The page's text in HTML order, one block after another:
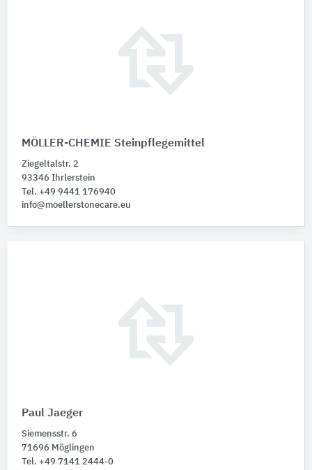
MÖLLER-CHEMIE Steinpflegemittel
Ziegeltalstr. 2
93346 Ihrlerstein
Tel. +49 9441 176940
info@moellerstonecare.eu
Paul Jaeger
Siemensstr. 6
71696 Möglingen
Tel. +49 7141 2444-0